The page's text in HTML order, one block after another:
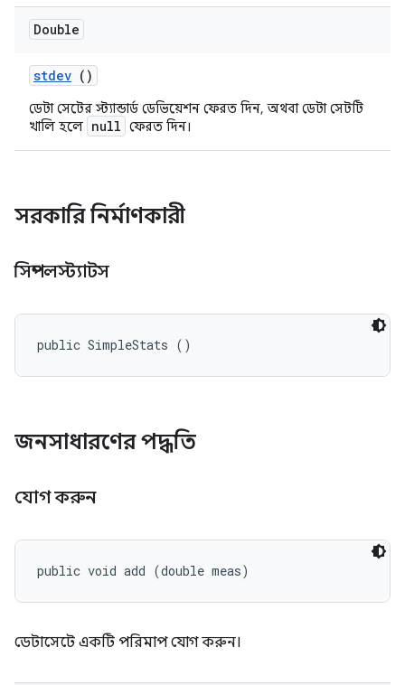
Double
stdev ()
ডেটা সেটের স্ট্যান্ডার্ড ডেভিয়েশন ফেরত দিন, অথবা ডেটা সেটটি
খালি হলে null ফেরত দিন।
সরকারি নির্মাণকারী
সিম্পলস্ট্যাটস
public SimpleStats ()
জনসাধারণের পদ্ধতি
যোগ করুন
public void add (double meas)
ডেটাসেটে একটি পরিমাপ যোগ করুন।